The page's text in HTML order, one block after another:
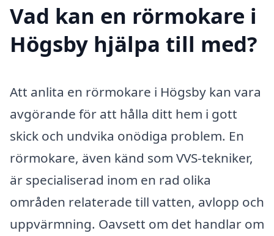
Vad kan en rörmokare i
Högsby hjälpa till med?
Att anlita en rörmokare i Högsby kan vara
avgörande för att hålla ditt hem i gott
skick och undvika onödiga problem. En
rörmokare, även känd som VVS-tekniker,
är specialiserad inom en rad olika
områden relaterade till vatten, avlopp och
uppvärmning. Oavsett om det handlar om